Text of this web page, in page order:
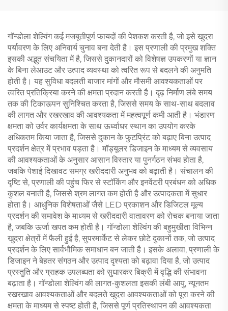
गॉन्डोला शेल्विंग कई मजबूतीपूर्ण फायदों की पेशकश करती है, जो इसे खुदरा
पर्यावरण के लिए अनिवार्य चुनाव बना देती है। इस प्रणाली की प्रमुख शक्ति
इसकी अद्भुत संचयिता में है, जिससे दुकानदारों को विशेषज्ञ उपकरणों या ज्ञान
के बिना लेआउट और उत्पाद व्यवस्था को त्वरित रूप से बदलने की अनुमति
होती है। यह सुविधा बदलती बाजार मांगों और मौसमी आवश्यकताओं पर
त्वरित प्रतिक्रिया करने की क्षमता प्रदान करती है। दृढ़ निर्माण लंबे समय
तक की टिकाऊपन सुनिश्चित करता है, जिससे समय के साथ-साथ बदलाव
की लागत और रखरखाव की आवश्यकता में महत्वपूर्ण कमी आती है। भंडारण
क्षमता को उर्वर कार्यक्षमता के साथ ऊर्ध्वाधर स्थान का उपयोग करके
अधिकतम किया जाता है, जिससे दुकान के फुटप्रिंट को बढ़ाए बिना उत्पाद
प्रदर्शन क्षेत्र में प्रभाव पड़ता है। मॉड्यूलर डिजाइन के माध्यम से व्यवसाय
की आवश्यकताओं के अनुसार आसान विस्तार या पुनर्गठन संभव होता है,
जबकि पेशाई दिखावट समग्र खरीददारी अनुभव को बढ़ाती है। संचालन की
दृष्टि से, प्रणाली की पहुंच फिर से स्टॉकिंग और इनवेंटरी प्रबंधन को अधिक
कुशल बनाती है, जिससे श्रम लागत कम होती है और उत्पादकता में सुधार
होता है। आधुनिक विशेषताओं जैसे LED प्रकाशन और डिजिटल मूल्य
प्रदर्शन की समावेश के माध्यम से खरीददारी वातावरण को रोचक बनाया जाता
है, जबकि ऊर्जा खपत कम होती है। गॉन्डोला शेल्विंग की बहुमुखीता विभिन्न
खुदरा क्षेत्रों में फैली हुई है, सुपरमार्केट से लेकर छोटे दुकानों तक, जो उत्पाद
प्रदर्शन के लिए सार्वभौमिक समाधान बन जाती है। इसके अलावा, प्रणाली के
डिजाइन ने बेहतर संगठन और उत्पाद दृश्यता को बढ़ावा दिया है, जो उत्पाद
प्रस्तुति और ग्राहक उपलब्धता को सुधारकर बिक्री में वृद्धि की संभावना
बढ़ाता है। गॉन्डोला शेल्विंग की लागत-कुशलता इसकी लंबी आयु, न्यूनतम
रखरखाव आवश्यकताओं और बदलते खुदरा आवश्यकताओं को पूरा करने की
क्षमता के माध्यम से स्पष्ट होती है, जिससे पूर्ण प्रतिस्थापन की आवश्यकता